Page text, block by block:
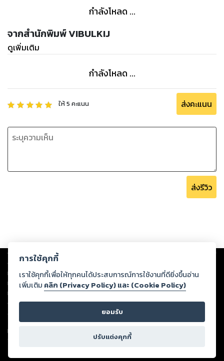
กำลังโหลด ...
จากสำนักพิมพ์ VIBULKIJ
ดูเพิ่มเติม
กำลังโหลด ...
ให้5 คะแนน ส่งคะแนน
ส่งรีวิว
Copyright © 2026
ต่อผลงานหรือเนื้อหาใดที่อัปโหลดผ่านเว็บไซต์และปรากฏว่าละเมิดสิทธิใน
ทรัพย์สินทางปัญญาของบุคคลอื่นหรือขัดต่อกฎหมายและศีลธรรม ดังนั้น ผู้อ่าน
ทุกท่านโปรดใช้วิจารณญาณในการกลั่นกรองด้วยตนเอง และหากท่านพบว่าส่วน
หนึ่งส่วนใดขัดต่อกฎหมายและศีลธรรม กรุณาแจ้งมายังบริษัท เพื่อทีมงานจะได้
ดำเนินการในทันที ทั้งนี้ ทางสตอรี่ล็อกขอสงวนลิขสิทธิ์ตามพระราชบัญญัติ
ลิขสิทธิ์ พ.ศ. 2537 (ฉบับล่าสุด)
For support: member@ookbee.com
Version
การใช้คุกกี้
เราใช้คุกกี้เพื่อให้ทุกคนได้ประสบการณ์การใช้งานที่ดียิ่งขึ้นอ่าน
เพิ่มเติม คลิก (Privacy Policy) และ (Cookie Policy)
ยอมรับ
ปรับแต่งคุกกี้